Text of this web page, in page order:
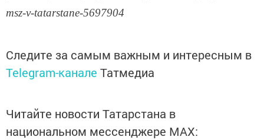
msz-v-tatarstane-5697904
Следите за самым важным и интересным в
Telegram-канале Татмедиа
Читайте новости Татарстана в
национальном мессенджере MАХ: